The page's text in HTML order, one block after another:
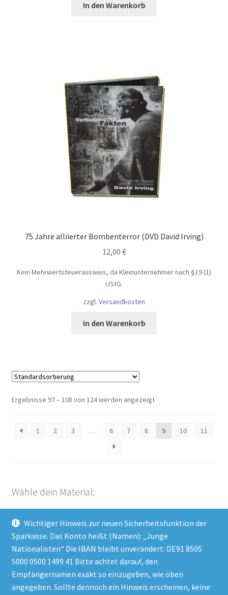
Wichtiger Hinweis zur neuen Sicherheitsfunktion der
Sparkasse. Das Konto heißt (Namen): „Junge
Nationalisten“ Die IBAN bleibt unverändert: DE91 8505
5000 0500 1499 41 Bitte achtet darauf, den
Empfängernamen exakt so einzugeben, wie oben
angegeben. Sollte dennoch ein Hinweis erscheinen, keine
In den Warenkorb
75 Jahre alliierter Bombenterror (DVD David Irving)
12,00 €
Kein Mehrwertsteuerausweis, da Kleinunternehmer nach §19 (1)
UStG.
zzgl. Versandkosten
In den Warenkorb
Ergebnisse 97 – 108 von 124 werden angezeigt
1 2 3 … 6 7 8 9 10 11
Wähle dein Material:
Kategorie auswählen
Impressum